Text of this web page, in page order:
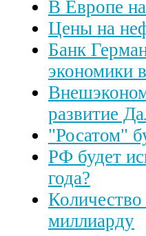
В Европе
Цены на
Банк
экономики
развитие
"Росатом"
РФ будет
года?
миллиарду